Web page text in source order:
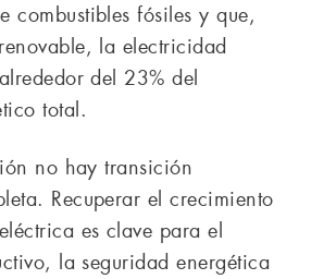
combustibles fósiles y que,
la electricidad
del 23% del
total.
no hay transición
Recuperar el crecimiento
es clave para el
la seguridad energética